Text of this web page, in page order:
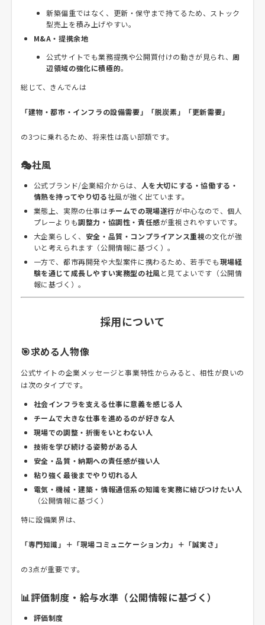
新築偏重ではなく、更新・保守まで持てるため、ストック
型売上を積み上げやすい。
M&A・提携余地
公式サイトでも業務提携や公開買付けの動きが見られ、 周
辺領域の強化に積極的。
総じて、きんでんは
「建物・都市・インフラの設備需要」「脱炭素」「更新需要」
の3つに乗れるため、将来性は高い部類です。
🎭社風
公式ブランド/企業紹介からは、
人を大切にする・協働する・
情熱を持ってやり切る社風が強く出ています。
業態上、実際の仕事はチームでの現場遂行が中心なので、個人
プレーよりも調整力・協調性・責任感が重視されやすいです。
大企業らしく、 安全・品質・コンプライアンス重視の文化が強
いと考えられます（公開情報に基づく）。
一方で、都市再開発や大型案件に携わるため、若手でも現場経
験を通じて成長しやすい実務型の社風と見てよいです（公開情
報に基づく）。
採用について
🎯求める人物像
公式サイトの企業メッセージと事業特性からみると、相性が良いの
は次のタイプです。
社会インフラを支える仕事に意義を感じる人
チームで大きな仕事を進めるのが好きな人
現場での調整・折衝をいとわない人
技術を学び続ける姿勢がある人
安全・品質・納期への責任感が強い人
粘り強く最後までやり切れる人
電気・機械・建築・情報通信系の知識を実務に結びつけたい人
（公開情報に基づく）
特に設備業界は、
「専門知識」＋「現場コミュニケーション力」＋「誠実さ」
の3点が重要です。
📊評価制度・給与水準（公開情報に基づく）
評価制度